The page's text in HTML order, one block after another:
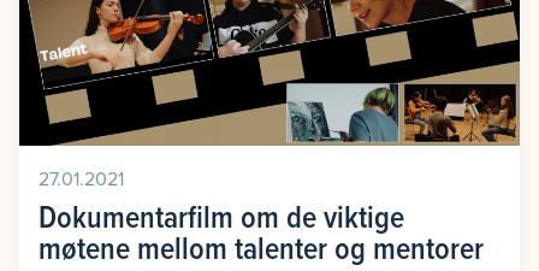
27.01.2021
Dokumentarfilm om de viktige
møtene mellom talenter og mentorer